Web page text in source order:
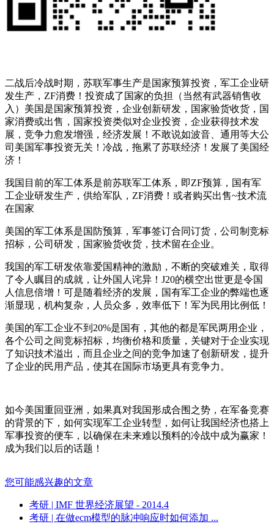
二战后冷战时期，苏联军事生产是国家预算投资，军工企业研
发生产，ZF消费！投资成了国家的负担（当然有武器销售收
入）美国是国家预算投资，企业创新研发，国家验货收货，国
家消费或出售，国家投资类似对企业投资，企业获得技术发
展，竞争力愈发增强，经济发展！不敢说如波音、通用等大公
司美国军事投资无关！冷战，拖累了苏联经济！发展了美国经
济！
我国目前的军工体系是前苏联军工体系，即ZF预算，国有军
工企业研发生产，供给军队，ZF消费！或者购买出售~技术流
在国家
美国的军工体系是国防预算，军事签订合同订货，公司制竞标
招标，公司研发，国家验货收货，技术留在企业。
我国的军工研发依靠爱国精神的激励，不断的突破难关，取得
了令人瞩目的成就，让外国人诧异！J20的横空出世更是令国
人信息倍增！可是随着经济的发展，国有军工企业的弊端也逐
渐显现，机构复杂，人员众多，效率低下！军为民用比例低！
美国的军工企业不到20%是国有，其他的都是军民两用企业，
各个公司之间竞标招标，均衡价格和质量，关键对于企业实现
了知识技术溢出，而且企业之间的竞争加速了创新研发，提升
了企业的民用产品，使其在国际市场更具有竞争力。
如今美国重回亚洲，如果真对我国形成合围之势，在军备竞赛
的背景的下，如何实现军工企业转型，如何让我国经济也搭上
军事投资的便车，以确保在未来难以预料的冷战中成为赢家！
成为我们以后的话题！
您可能感兴趣的文章
考研 | IMF 世界经济展望 - 2014.4
考研 | 在做ecm模型的脉冲响应时如何添加 ...